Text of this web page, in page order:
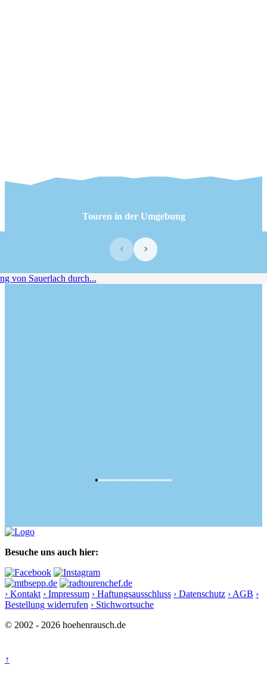
Touren in der Umgebung
‹ ›
Besuche uns auch hier:
› Kontakt › Impressum › Haftungsausschluss › Datenschutz › AGB ›
Bestellung widerrufen › Stichwortsuche
© 2002 - 2026 hoehenrausch.de
↑